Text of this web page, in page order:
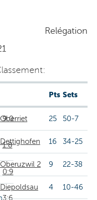
Relégation
9:0
1:8
0:9
3:6
Pts Sets
Oberriet 25 50-7
Dettighofen 16 34-25
Oberuzwil 2 9 22-38
Diepoldsau 4 10-46